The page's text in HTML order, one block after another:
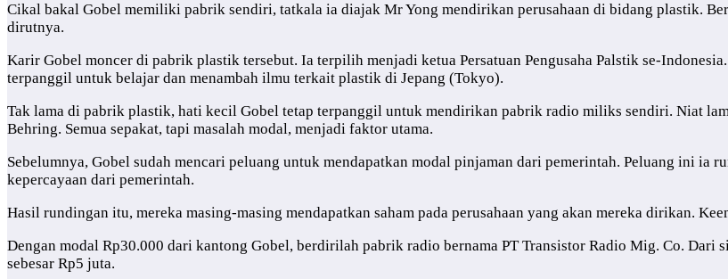
Cikal bakal Gobel memiliki pabrik sendiri, tatkala ia diajak Mr Yong mendirikan perusahaan di bidang plastik.
dirutnya.
Karir Gobel moncer di pabrik plastik tersebut. Ia terpilih menjadi ketua Persatuan Pengusaha Palstik se-
terpanggil untuk belajar dan menambah ilmu terkait plastik di Jepang (Tokyo).
Tak lama di pabrik plastik, hati kecil Gobel tetap terpanggil untuk mendirikan pabrik radio miliks sendiri. Niat
Behring. Semua sepakat, tapi masalah modal, menjadi faktor utama.
Sebelumnya, Gobel sudah mencari peluang untuk mendapatkan modal pinjaman dari pemerintah. Peluang ini ia
kepercayaan dari pemerintah.
Hasil rundingan itu, mereka masing-masing mendapatkan saham pada perusahaan yang akan mereka dirikan.
Dengan modal Rp30.000 dari kantong Gobel, berdirilah pabrik radio bernama PT Transistor Radio Mig. Co.
sebesar Rp5 juta.